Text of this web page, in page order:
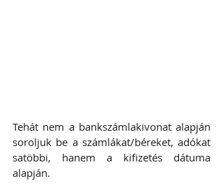
Tehát nem a bankszámlakivonat alapján
soroljuk be a számlákat/béreket, adókat
satöbbi, hanem a kifizetés dátuma
alapján.